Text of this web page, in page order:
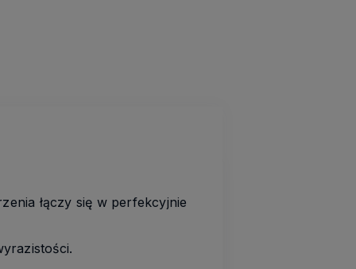
łączy się w perfekcyjnie